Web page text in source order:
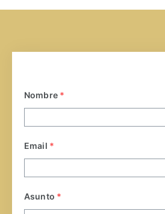
Nombre *
Email *
Asunto *